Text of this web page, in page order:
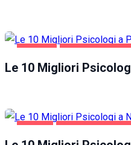
Le 10 Migliori